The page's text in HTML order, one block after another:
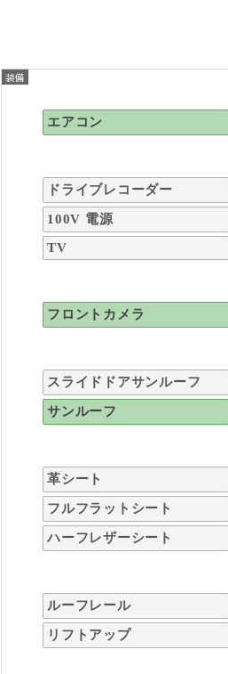
エアコン
ドライブレコーダー
100V 電源
TV
フロントカメラ
スライドドアサンルーフ
サンルーフ
革シート
フルフラットシート
ハーフレザーシート
ルーフレール
リフトアップ